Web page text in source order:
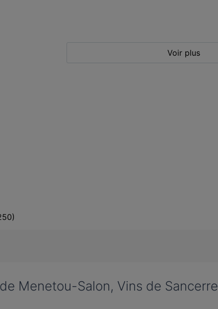
Voir plus
)
Menetou-Salon, Vins de Sancerre